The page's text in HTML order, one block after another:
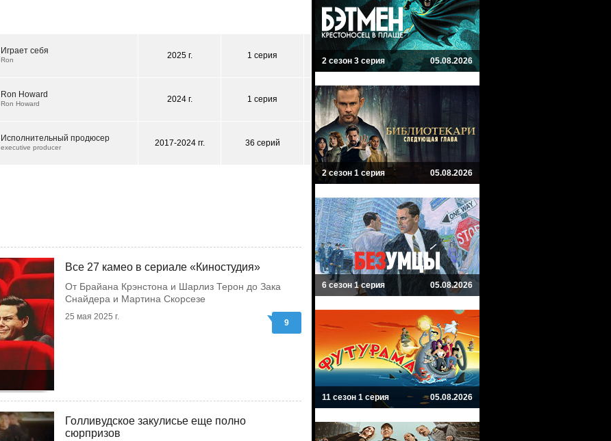
Играет себя
Ron 2025 г. 1 серия
Ron Howard
Ron Howard 2024 г. 1 серия
Исполнительный продюсер
executive producer 2017-2024 гг. 36 серий
Все 27 камео в сериале «Киностудия»
От Брайана Крэнстона и Шарлиз Терон до Зака
Снайдера и Мартина Скорсезе
25 мая 2025 г.
9
Голливудское закулисье еще полно
сюрпризов
2 сезон 3 серия 05.08.2026
2 сезон 1 серия 05.08.2026
6 сезон 1 серия 05.08.2026
11 сезон 1 серия 05.08.2026